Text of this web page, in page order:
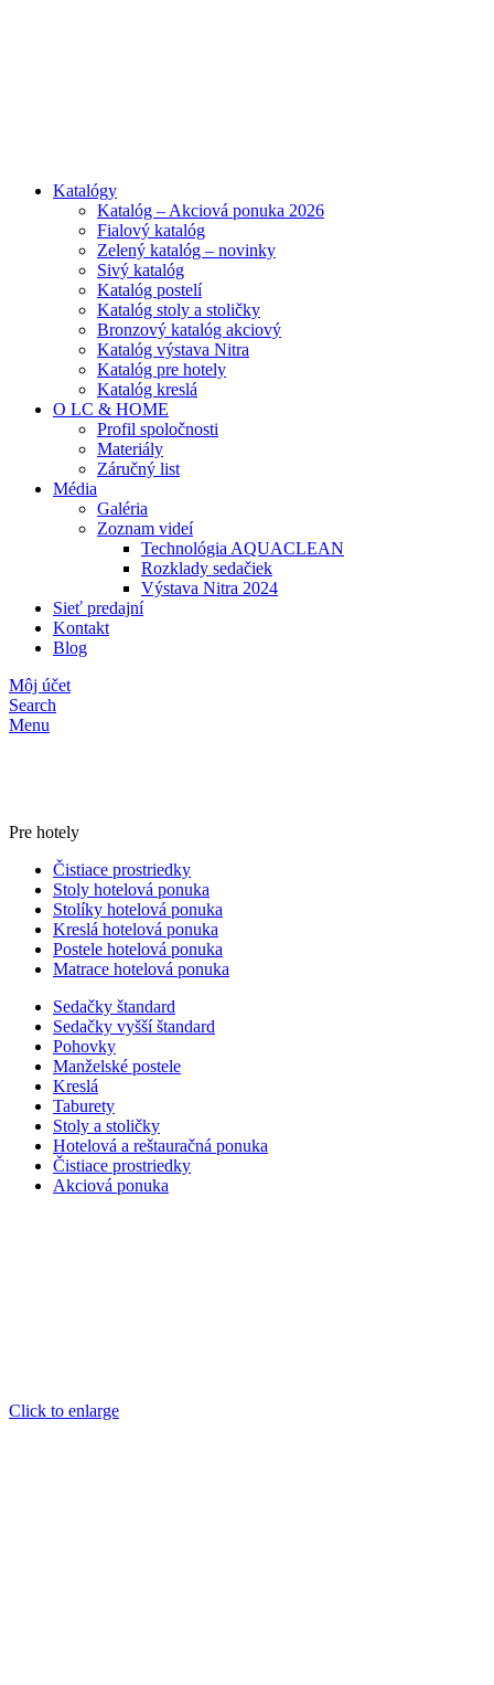
Katalógy
Katalóg – Akciová ponuka 2026
Fialový katalóg
Zelený katalóg – novinky
Sivý katalóg
Katalóg postelí
Katalóg stoly a stoličky
Bronzový katalóg akciový
Katalóg výstava Nitra
Katalóg pre hotely
Katalóg kreslá
O LC & HOME
Profil spoločnosti
Materiály
Záručný list
Média
Galéria
Zoznam videí
Technológia AQUACLEAN
Rozklady sedačiek
Výstava Nitra 2024
Sieť predajní
Kontakt
Blog
Môj účet
Search
Menu
Pre hotely
Čistiace prostriedky
Stoly hotelová ponuka
Stolíky hotelová ponuka
Kreslá hotelová ponuka
Postele hotelová ponuka
Matrace hotelová ponuka
Sedačky štandard
Sedačky vyšší štandard
Pohovky
Manželské postele
Kreslá
Taburety
Stoly a stoličky
Hotelová a reštauračná ponuka
Čistiace prostriedky
Akciová ponuka
Click to enlarge